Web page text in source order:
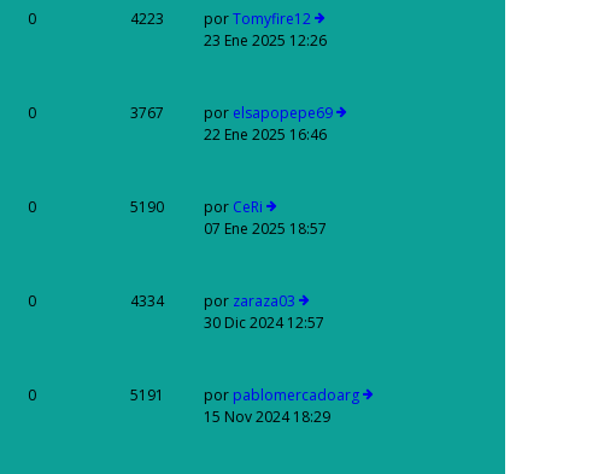
0 4223 porTomyfire12
23 Ene 2025 12:26
0 3767 por elsapopepe69
22 Ene 2025 16:46
0 5190 por CeRi
07 Ene 2025 18:57
0 4334 por zaraza03
30 Dic 2024 12:57
0 5191 por pablomercadoarg
15 Nov 2024 18:29